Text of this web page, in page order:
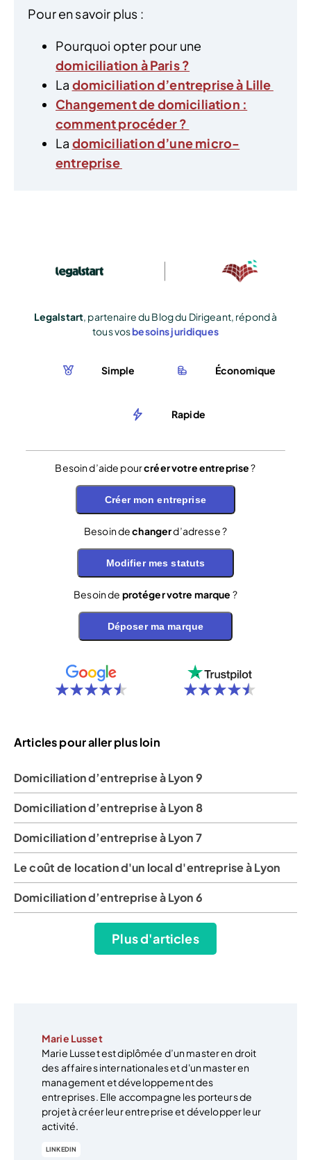
Pour en savoir plus :
Pourquoi opter pour une
domiciliation à Paris ?
La domiciliation d’entreprise à Lille
Changement de domiciliation :
comment procéder ?
La domiciliation d’une micro-
entreprise
Legalstart, partenaire du Blog du Dirigeant, répond à
tous vosbesoins juridiques
Simple Économique
Rapide
Besoin d’aide pourcréer votre entreprise?
Créer mon entreprise
Besoin dechangerd’adresse ?
Modifier mes statuts
Besoin de protéger votre marque ?
Déposer ma marque
Articles pour aller plus loin
Domiciliation d’entreprise à Lyon 9
Domiciliation d’entreprise à Lyon 8
Domiciliation d’entreprise à Lyon 7
Le coût de location d'un local d'entreprise à Lyon
Domiciliation d’entreprise à Lyon 6
Plus d'articles
Marie Lusset
Marie Lusset est diplômée d’un master en droit
des affaires internationales et d'un master en
management et développement des
entreprises. Elle accompagne les porteurs de
projet à créer leur entreprise et développer leur
activité.
LINKEDIN